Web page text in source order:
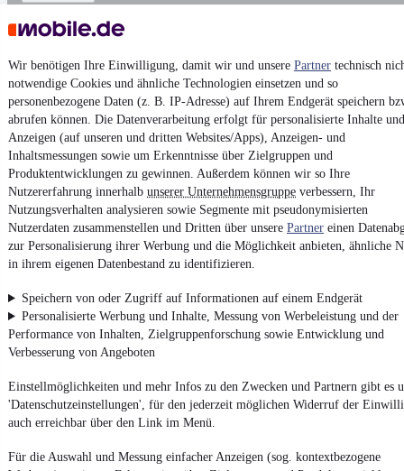
Wir benötigen Ihre Einwilligung, damit wir und unsere Partner technisch
notwendige Cookies und ähnliche Technologien einsetzen und so
personenbezogene Daten (z. B. IP-Adresse) auf Ihrem Endgerät speichern
abrufen können. Die Datenverarbeitung erfolgt für personalisierte Inhalte und
Anzeigen (auf unseren und dritten Websites/Apps), Anzeigen- und
Inhaltsmessungen sowie um Erkenntnisse über Zielgruppen und
Produktentwicklungen zu gewinnen. Außerdem können wir so Ihre
Nutzererfahrung innerhalb unserer Unternehmensgruppe verbessern, Ihr
Nutzungsverhalten analysieren sowie Segmente mit pseudonymisierten
Nutzerdaten zusammenstellen und Dritten über unsere Partner einen
zur Personalisierung ihrer Werbung und die Möglichkeit anbieten, ähnliche
in ihrem eigenen Datenbestand zu identifizieren.
Speichern von oder Zugriff auf Informationen auf einem Endgerät
Personalisierte Werbung und Inhalte, Messung von Werbeleistung und der
Performance von Inhalten, Zielgruppenforschung sowie Entwicklung und
Verbesserung von Angeboten
Einstellmöglichkeiten und mehr Infos zu den Zwecken und Partnern gibt es
'Datenschutzeinstellungen', für den jederzeit möglichen Widerruf der
auch erreichbar über den Link im Menü.
Für die Auswahl und Messung einfacher Anzeigen (sog. kontextbezogene
AGB
Datenschutz
Datenschutzeinstellungen
Erklärung zur Barrierefreiheit
Report Security Vulnerability (English)
Powered by
EntdeckeKleinwagen,SUVundWohnmobileund mehr bei
mobile.de